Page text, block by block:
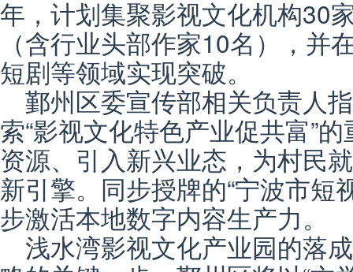
年，计划集聚影视文化机构30
（含行业头部作家10名），并
短剧等领域实现突破。
鄞州区委宣传部相关负责人
索“影视文化特色产业促共富”
资源、引入新兴业态，为村民
新引擎。同步授牌的“宁波市短
步激活本地数字内容生产力。
浅水湾影视文化产业园的落